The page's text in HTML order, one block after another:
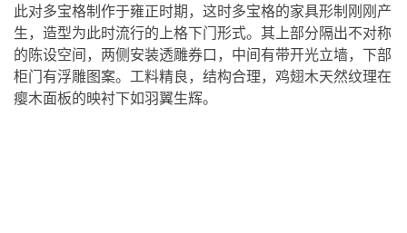
此对多宝格制作于雍正时期，这时多宝格的家具形制刚刚产
生，造型为此时流行的上格下门形式。其上部分隔出不对称
的陈设空间，两侧安装透雕券口，中间有带开光立墙，下部
柜门有浮雕图案。工料精良，结构合理，鸡翅木天然纹理在
瘿木面板的映衬下如羽翼生辉。